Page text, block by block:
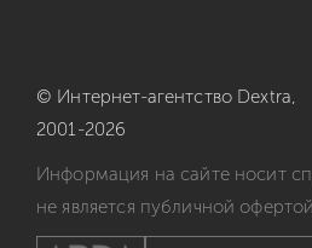
© Интернет-агентство Dextra,
2001-2026
Информация на сайте носит
не является публичной